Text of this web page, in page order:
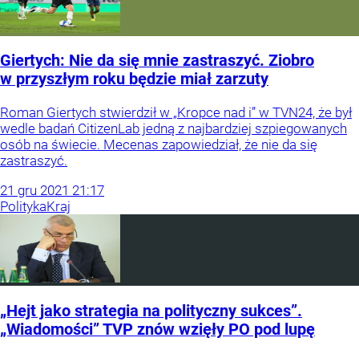
Giertych: Nie da się mnie zastraszyć. Ziobro
w przyszłym roku będzie miał zarzuty
Roman Giertych stwierdził w „Kropce nad i” w TVN24, że był
wedle badań CitizenLab jedną z najbardziej szpiegowanych
osób na świecie. Mecenas zapowiedział, że nie da się
zastraszyć.
21 gru 2021 21:17
PolitykaKraj
„Hejt jako strategia na polityczny sukces”.
„Wiadomości” TVP znów wzięły PO pod lupę